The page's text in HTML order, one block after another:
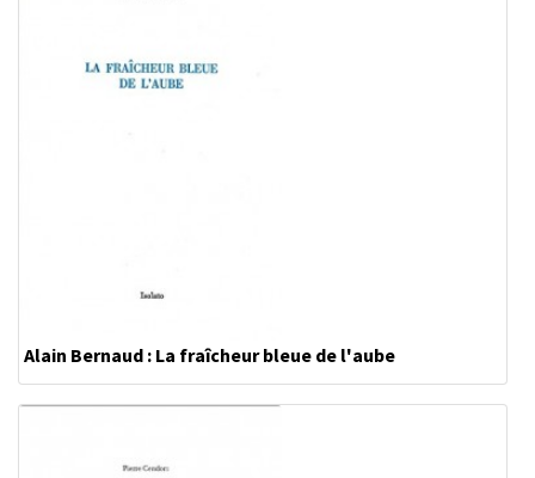
Alain Bernaud : La fraîcheur bleue de l'aube